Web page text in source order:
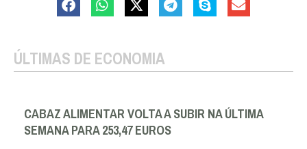
ÚLTIMAS DE ECONOMIA
CABAZ ALIMENTAR VOLTA A SUBIR NA ÚLTIMA
SEMANA PARA 253,47 EUROS